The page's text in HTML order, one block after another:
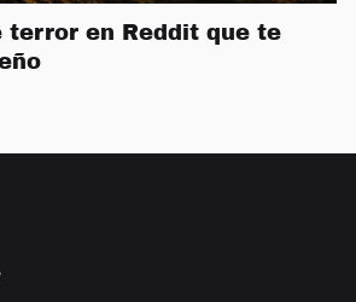
terror en Reddit que te